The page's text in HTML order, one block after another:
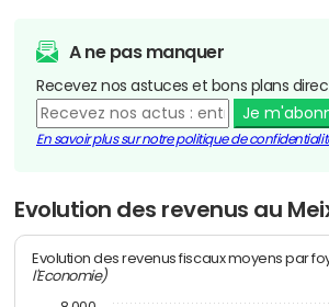
A ne pas manquer
Recevez nos astuces et bons plans
Je
En savoir plus sur notre politique de
Evolution des revenus au
Evolution des revenus fiscaux moyens par
l'Economie)